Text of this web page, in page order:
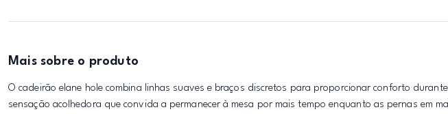
Mais sobre o produto
O cadeirão elane hole combina linhas suaves e braços discretos para proporcionar conforto
sensação acolhedora que convida a permanecer à mesa por mais tempo enquanto as pernas em